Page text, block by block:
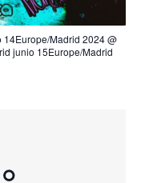
Madrid 2024 @
junio 15Europe/Madrid